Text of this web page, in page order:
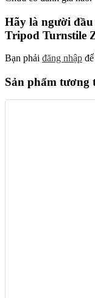
Hãy là người
Tripod Turnstile
Bạn phải đăng nhập
Sản phẩm tương